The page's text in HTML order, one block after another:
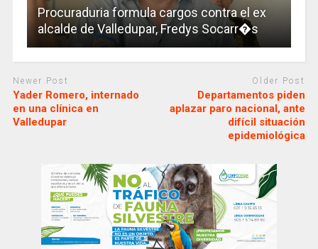
Procuraduria formula cargos contra el ex
alcalde de Valledupar, Fredys Socarr�s
Newer Post
Yader Romero, internado
en una clínica en
Valledupar
Older Post
Departamentos piden
aplazar paro nacional, ante
difícil situación
epidemiológica